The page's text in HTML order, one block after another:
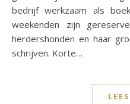
bedrijf werkzaam als
weekenden zijn
herdershonden en haar
schrijven. Korte…